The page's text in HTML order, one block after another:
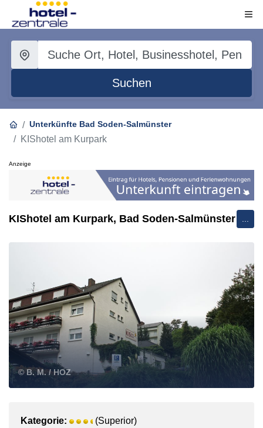
Suchen
Unterkünfte Bad Soden-Salmünster
KIShotel am Kurpark
Anzeige
KIShotel am Kurpark, Bad Soden-Salmünster
© B. M. / HOZ
Kategorie: (Superior)